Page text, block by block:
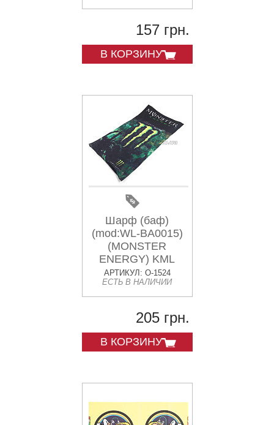
157 грн.
В КОРЗИНУ
Шарф (баф)
(mod:WL-BA0015)
(MONSTER
ENERGY) KML
АРТИКУЛ: O-1524
ЕСТЬ В НАЛИЧИИ
205 грн.
В КОРЗИНУ